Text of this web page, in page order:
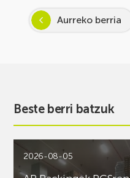
Aurreko berria
Beste berri batzuk
2026-08-05